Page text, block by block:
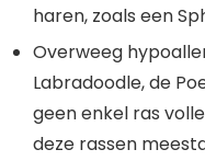
haren, zoals een
Overweeg
Labradoodle, de
geen enkel ras
deze rassen